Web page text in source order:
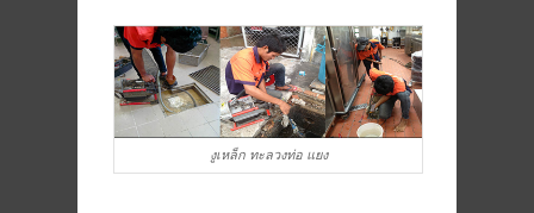
งูเหล็ก ทะลวงท่อ แยง